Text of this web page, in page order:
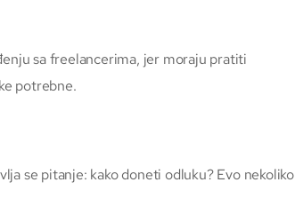
sa freelancerima, jer moraju pratiti
potrebne.
se pitanje: kako doneti odluku? Evo nekoliko